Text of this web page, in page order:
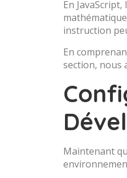
En
instruction
En
section, nous
Maintenant